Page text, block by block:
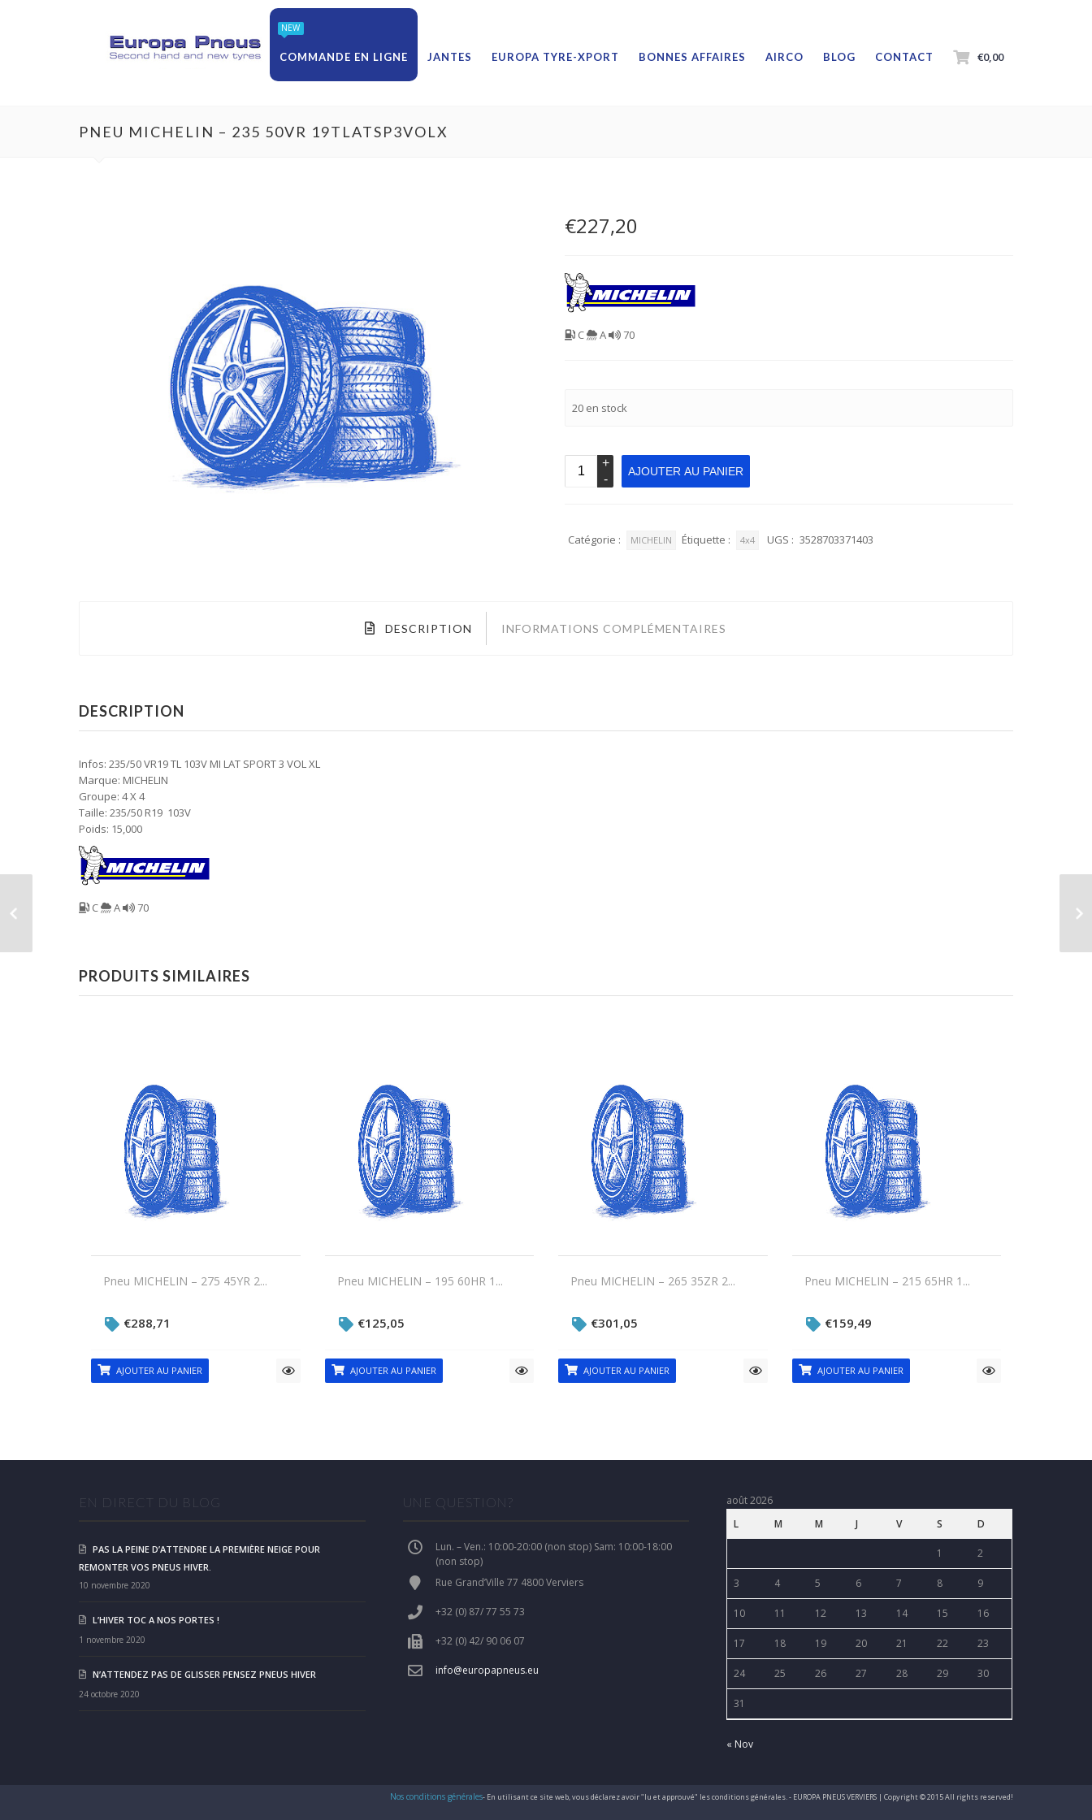
€0,00
NEW
COMMANDE EN LIGNE JANTES EUROPA TYRE-XPORT BONNES AFFAIRES AIRCO BLOG CONTACT
PNEU MICHELIN – 235 50VR 19TLATSP3VOLX
€227,20
C A 70
20 en stock
AJOUTER AU PANIER
Catégorie : MICHELIN Étiquette : 4x4 UGS : 3528703371403
DESCRIPTION INFORMATIONS COMPLÉMENTAIRES
DESCRIPTION
Infos: 235/50 VR19 TL 103V MI LAT SPORT 3 VOL XL
Marque: MICHELIN
Groupe: 4 X 4
Taille: 235/50 R19 103V
Poids: 15,000
C A 70
PRODUITS SIMILAIRES
Pneu MICHELIN – 275 45YR 2...
€288,71
AJOUTER AU PANIER
Pneu MICHELIN – 195 60HR 1...
€125,05
AJOUTER AU PANIER
Pneu MICHELIN – 265 35ZR 2...
€301,05
AJOUTER AU PANIER
Pneu MICHELIN – 215 65HR 1...
€159,49
AJOUTER AU PANIER
EN DIRECT DU BLOG
PAS LA PEINE D’ATTENDRE LA PREMIÈRE NEIGE POUR
REMONTER VOS PNEUS HIVER.
10 novembre 2020
L’HIVER TOC A NOS PORTES !
1 novembre 2020
N’ATTENDEZ PAS DE GLISSER PENSEZ PNEUS HIVER
24 octobre 2020
UNE QUESTION?
Lun. – Ven.: 10:00-20:00 (non stop) Sam: 10:00-18:00
(non stop)
Rue Grand’Ville 77 4800 Verviers
+32 (0) 87/ 77 55 73
+32 (0) 42/ 90 06 07
info@europapneus.eu
août 2026
L
M M J V S D
1 2
3 4 5 6 7 8 9
10 11 12 13 14 15 16
17 18 19 20 21 22 23
24 25 26 27 28 29 30
31
« Nov
Nos conditions générales- En utilisant ce site web, vous déclarez avoir "lu et approuvé" les conditions générales. - EUROPA PNEUS VERVIERS | Copyright © 2015 All rights reserved!